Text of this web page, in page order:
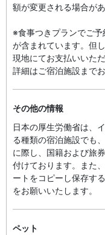
額が変更される場合があ
※食事つきプランでご
が含まれています。但
現地にてお支払いいた
詳細はご宿泊施設まで
その他の情報
日本の厚生労働省は、
る種類の宿泊施設でも
に際し、国籍および旅
付け​ております。また
ートをコピーし保存す
をお願いいたします。
ペット